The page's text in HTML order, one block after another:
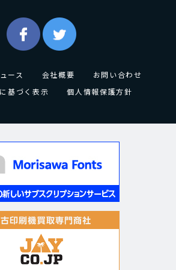
ース 会社概要
お問い合わせ
基づく表示
個人情報保護方針